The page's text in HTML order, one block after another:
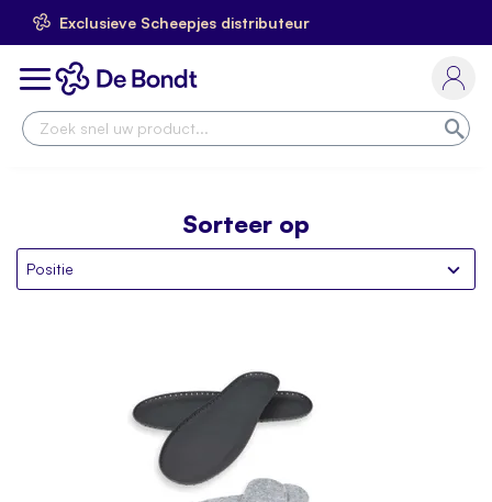
Exclusieve Scheepjes distributeur
Ga
naar
de
Toggle
Sorteer op